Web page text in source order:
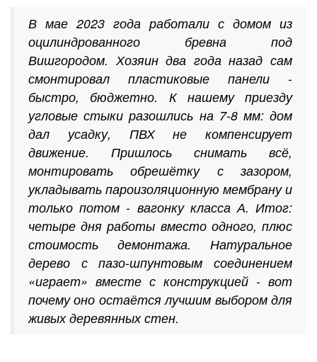
В мае 2023 года работали с домом из
оцилиндрованного бревна под
Вишгородом. Хозяин два года назад сам
смонтировал пластиковые панели -
быстро, бюджетно. К нашему приезду
угловые стыки разошлись на 7-8 мм: дом
дал усадку, ПВХ не компенсирует
движение. Пришлось снимать всё,
монтировать обрешётку с зазором,
укладывать пароизоляционную мембрану и
только потом - вагонку класса А. Итог:
четыре дня работы вместо одного, плюс
стоимость демонтажа. Натуральное
дерево с пазо-шпунтовым соединением
«играет» вместе с конструкцией - вот
почему оно остаётся лучшим выбором для
живых деревянных стен.